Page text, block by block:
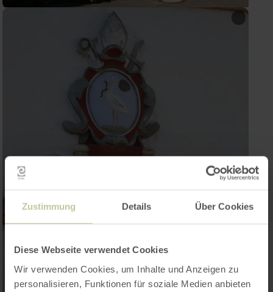
Zustimmung Details Über Cookies
Diese Webseite verwendet Cookies
Wir verwenden Cookies, um Inhalte und Anzeigen zu
personalisieren, Funktionen für soziale Medien anbieten